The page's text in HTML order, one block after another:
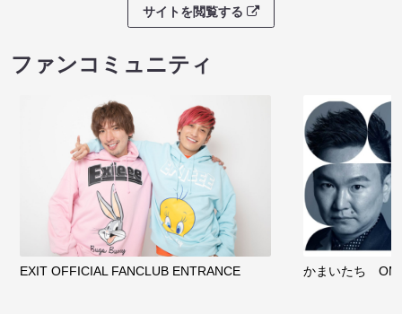
サイトを閲覧する
ファンコミュニティ
EXIT OFFICIAL FANCLUB ENTRANCE かまいたち